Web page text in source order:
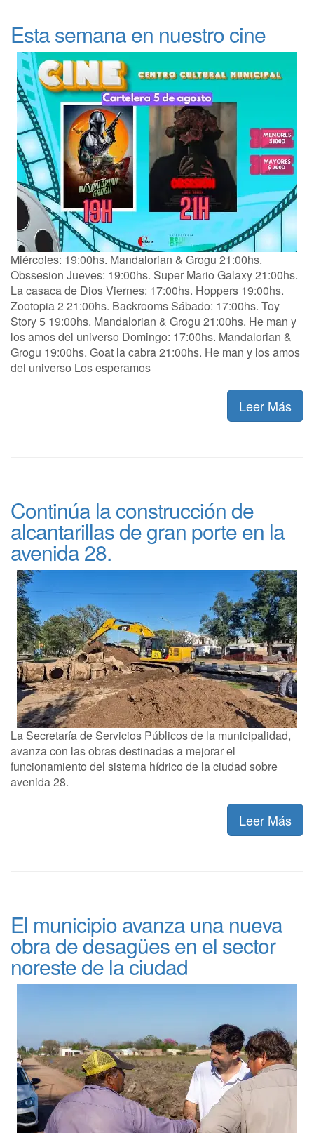
Esta semana en nuestro cine
Miércoles: 19:00hs. Mandalorian & Grogu 21:00hs.
Obssesion Jueves: 19:00hs. Super Mario Galaxy 21:00hs.
La casaca de Dios Viernes: 17:00hs. Hoppers 19:00hs.
Zootopia 2 21:00hs. Backrooms Sábado: 17:00hs. Toy
Story 5 19:00hs. Mandalorian & Grogu 21:00hs. He man y
los amos del universo Domingo: 17:00hs. Mandalorian &
Grogu 19:00hs. Goat la cabra 21:00hs. He man y los amos
del universo Los esperamos
Leer Más
Continúa la construcción de
alcantarillas de gran porte en la
avenida 28.
La Secretaría de Servicios Públicos de la municipalidad,
avanza con las obras destinadas a mejorar el
funcionamiento del sistema hídrico de la ciudad sobre
avenida 28.
Leer Más
El municipio avanza una nueva
obra de desagües en el sector
noreste de la ciudad